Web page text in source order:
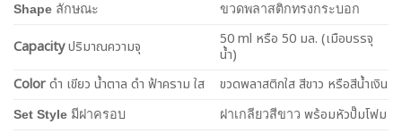
Shape ลักษณะ ขวดพลาสติกทรงกระบอก
Capacityปริมาณความจุ
50 ml หรือ 50 มล. (เมือบรรจุ
น้ำ)
Colorดำ เขียว น้ำตาล ดำ ฟ้าคราม ใส ขวดพลาสติกใส สีขาว หรือสีน้ำเงิน
Set Style มีฝาครอบ ฝาเกลียวสีขาว พร้อมหัวปั๊มโฟม